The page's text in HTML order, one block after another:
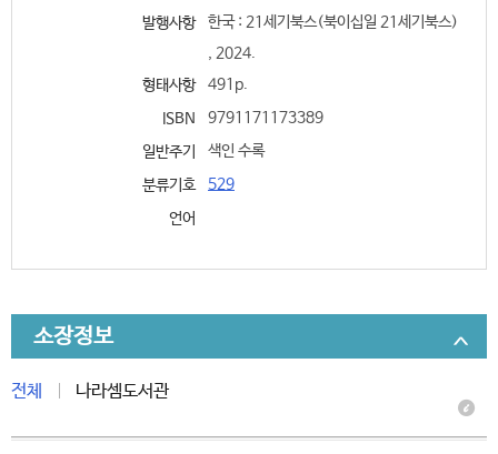
발행사항
한국 : 21세기북스(북이십일 21세기북스)
, 2024.
형태사항
491p.
ISBN
9791171173389
일반주기
색인 수록
분류기호
529
언어
소장정보
전체 나라셈도서관